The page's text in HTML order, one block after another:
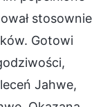
stosownie
Gotowi
Jahwe,